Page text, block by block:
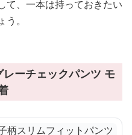
て、一本は持っておきたい
。
ーチェックパンツ モ